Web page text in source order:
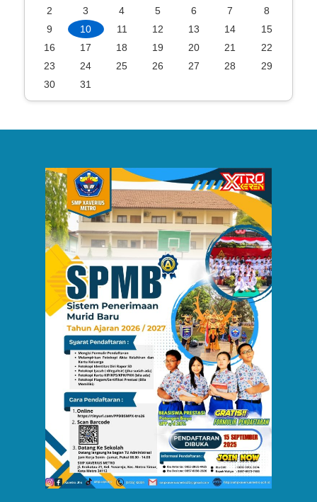
2
3 4 5 6 7
8
9
10 11 12 13 14
15
16
17 18 19 20 21
22
23
24 25 26 27 28
29
30
31